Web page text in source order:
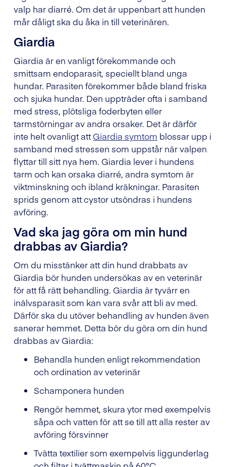
valp har diarré. Om det är uppenbart att hunden
mår dåligt ska du åka in till veterinären.
Giardia
Giardia är en vanligt förekommande och
smittsam endoparasit, speciellt bland unga
hundar. Parasiten förekommer både bland friska
och sjuka hundar. Den uppträder ofta i samband
med stress, plötsliga foderbyten eller
tarmstörningar av andra orsaker. Det är därför
inte helt ovanligt att Giardia symtom blossar upp i
samband med stressen som uppstår när valpen
flyttar till sitt nya hem. Giardia lever i hundens
tarm och kan orsaka diarré, andra symtom är
viktminskning och ibland kräkningar. Parasiten
sprids genom att cystor utsöndras i hundens
avföring.
Vad ska jag göra om min hund
drabbas av Giardia?
Om du misstänker att din hund drabbats av
Giardia bör hunden undersökas av en veterinär
för att få rätt behandling. Giardia är tyvärr en
inälvsparasit som kan vara svår att bli av med.
Därför ska du utöver behandling av hunden även
sanerar hemmet. Detta bör du göra om din hund
drabbas av Giardia:
Behandla hunden enligt rekommendation
och ordination av veterinär
Schamponera hunden
Rengör hemmet, skura ytor med exempelvis
såpa och vatten för att se till att alla rester av
avföring försvinner
Tvätta textilier som exempelvis liggunderlag